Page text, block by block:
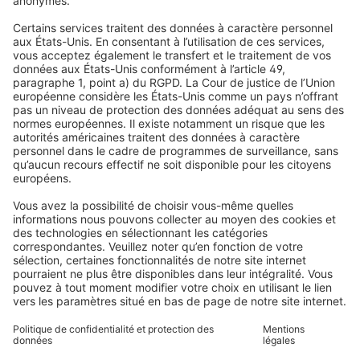
Stores enrouleurs
Stores vénitiens
Volets roulants
Moteurs pour volets roulants
Moustiquaires
Stores bannes
Maison connectée
Électronique et radio
Droit de rétractation
Newsletter
Délais de livraison et expédition
Modes de paiement
Conditions des bons d'achat
Consignes de sécurité
Enregistrements
Informations obligatoires pour les consommateurs
Qui sommes-nous
Pourquoi choisir Domondo ?
Ce que disent nos clients
Avis
Modes de paiement
Partenaires d'expédition
Politique de confidentialité et protection des données